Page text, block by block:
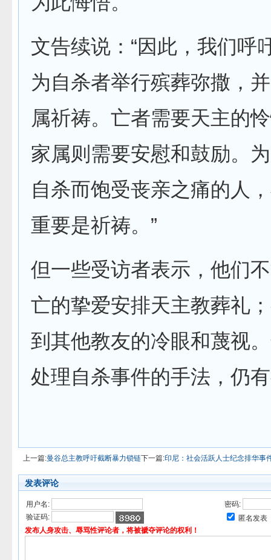
文告续说：“因此，我们呼
为自杀者举行殡葬弥撒，
属祈祷。亡者需要天主的
家属则需要安慰和鼓励。
自杀而饱受丧亲之痛的人
重要是祈祷。”
但一些受访者表示，他们
亡的挚爱安排天主教葬礼
到其他教友的冷眼和蔑视
处理自杀事件的手法，仍
上一篇:曼谷总主教呼吁截断暴力锁链下一篇:印尼：社会活跃人士纪念排华事
发表评论
用户名:
密码:
验证码:
匿名发表
发布人身攻击、辱骂性评论者，将被褫夺评论的权利！